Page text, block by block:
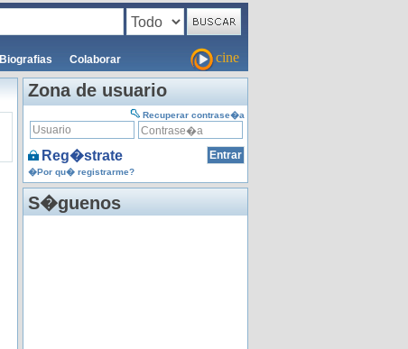
Biografias Colaborar cine
Zona de usuario
Recuperar contrase�a
Reg�strate
�Por qu� registrarme?
S�guenos